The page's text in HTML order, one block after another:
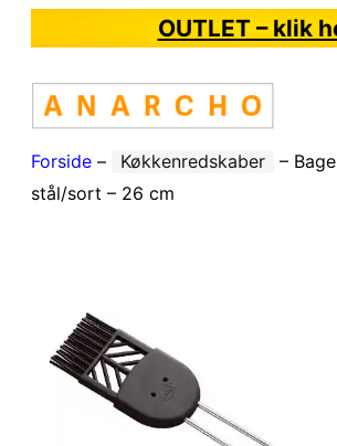
OUTLET – klik
Forside – Køkkenredskaber –
stål/sort – 26 cm